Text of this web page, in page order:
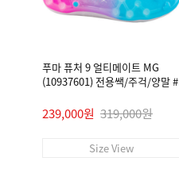
푸마 퓨처 9 얼티메이트 MG
(10937601) 전용쌕/주걱/양말 #
239,000원 319,000원
Size View